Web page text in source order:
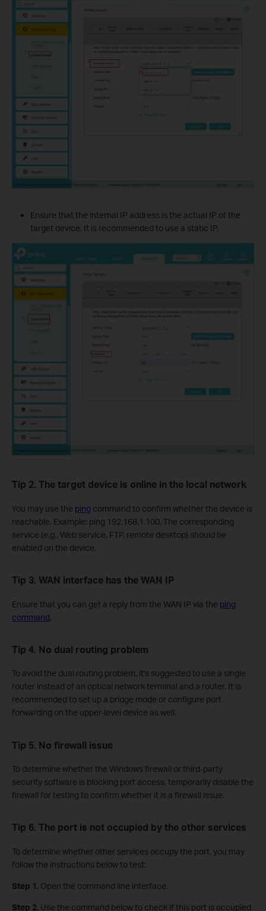
Ensure that the internal IP address is the actual IP of the
target device. It is recommended to use a static IP.
Tip 2. The target device is online in the local network
You may use the ping command to confirm whether the device is
reachable. Example: ping 192.168.1.100. The corresponding
service (e.g., Web service, FTP, remote desktop) should be
enabled on the device.
Tip 3. WAN interface has the WAN IP
Ensure that you can get a reply from the WAN IP via the ping
command.
Tip 4. No dual routing problem
To avoid the dual routing problem, it's suggested to use a single
router instead of an optical network terminal and a router. It is
recommended to set up a bridge mode or configure port
forwarding on the upper-level device as well.
Tip 5. No firewall issue
To determine whether the Windows firewall or third-party
security software is blocking port access, temporarily disable the
firewall for testing to confirm whether it is a firewall issue.
Tip 6. The port is not occupied by the other services
To determine whether other services occupy the port, you may
follow the instructions below to test:
Step 1. Open the command line interface.
Step 2. Use the command below to check if this port is occupied